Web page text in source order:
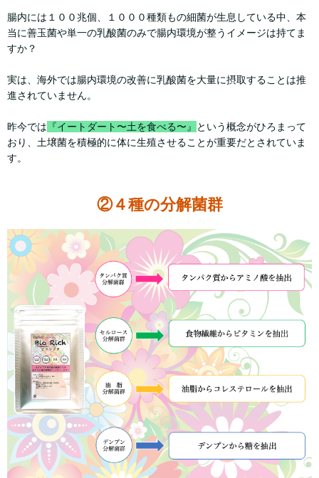
腸内には１００兆個、１０００種類もの細菌が生息している中、本
当に善玉菌や単一の乳酸菌のみで腸内環境が整うイメージは持てま
すか？
実は、海外では腸内環境の改善に乳酸菌を大量に摂取することは推
進されていません。
昨今では 『イートダート〜土を食べる〜』
という概念がひろまって
おり、土壌菌を積極的に体に生殖させることが重要だとされていま
す。
②４種の分解菌群